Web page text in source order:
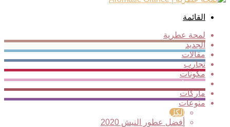
القائمة
لمحة عطرية
الجديد
مقالات
تجارب
مكونات
ترشيحات
ماركات
منوعات
الكل
أفضل عطور النيش 2020